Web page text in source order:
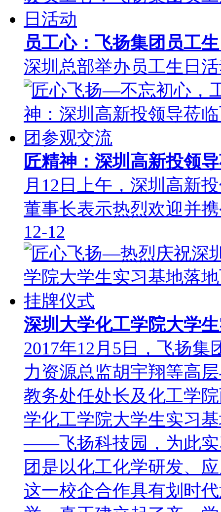
员工心：飞扬集团员工
深圳总部举办员工生日
匠精神：深圳高新投领
月12日上午，深圳高新
董事长表示热烈欢迎并
12-12
深圳大学化工学院大学
2017年12月5日，飞扬
力资源总监胡宇翔等高
教务处任处长及化工学
学化工学院大学生实习
——飞扬科技园，为此实
团是以化工化学研发、
这一校企合作具有划时